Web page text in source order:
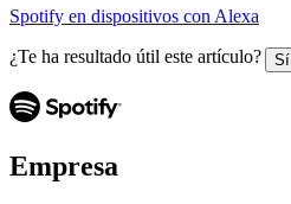
Spotify en dispositivos con Alexa
¿Te ha resultado útil este artículo? Sí
Empresa